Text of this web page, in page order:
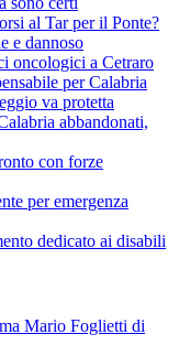
al Tar per il Ponte?
e dannoso
oncologici a Cetraro
per Calabria
va protetta
abbandonati,
con forze
per emergenza
dedicato ai disabili
Mario Foglietti di